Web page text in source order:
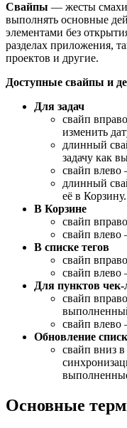
Свайпы — жесты
выполнять основные
элементами без
разделах приложения,
проектов и другие.
Доступные свайпы и
Для задач
свайп
изменить
длинный
задачу как
свайп влево
длинный
её в Корзину.
В Корзине
свайп
свайп влево
В списке тегов
свайп
свайп влево
Для пунктов чек-
свайп
свайп влево
Обновление
свайп вниз
Основные